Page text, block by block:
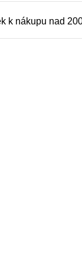
k nákupu nad